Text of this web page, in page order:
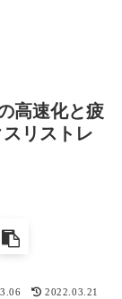
高速化と疲
リストレ
2022.03.21